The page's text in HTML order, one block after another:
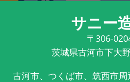
サニー
〒306-
茨城県古河市下大
古河市、つくば市、筑西市